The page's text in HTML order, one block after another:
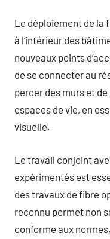
Le déploiement de la
à l’intérieur des
nouveaux points
de se connecter au
percer des murs et
espaces de vie, en
visuelle.
Le travail conjoint
expérimentés est
des travaux de fibre
reconnu permet non
conforme aux